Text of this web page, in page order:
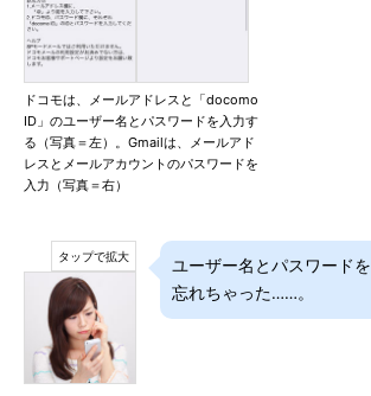
ドコモは、メールアドレスと「docomo
ID」のユーザー名とパスワードを入力す
る（写真＝左）。Gmailは、メールアド
レスとメールアカウントのパスワードを
入力（写真＝右）
ユーザー名とパスワードを
忘れちゃった……。